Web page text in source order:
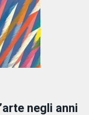
negli anni